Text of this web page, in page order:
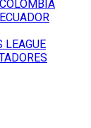
LEAGUE